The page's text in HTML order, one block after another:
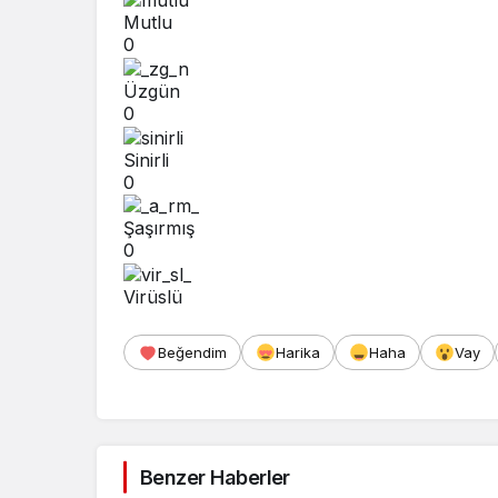
Mutlu
0
Üzgün
0
Sinirli
0
Şaşırmış
0
Virüslü
Beğendim Harika Haha Vay
Benzer Haberler